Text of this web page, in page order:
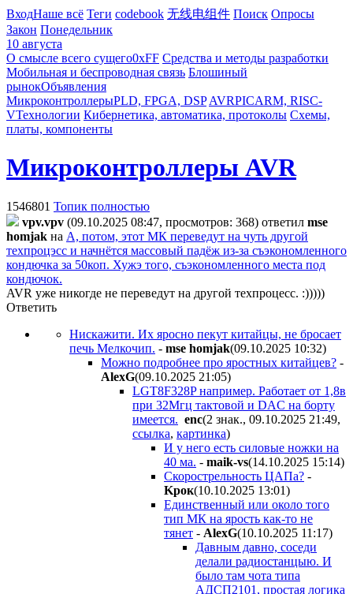
ВходНаше всё Теги codebook 无线电组件 Поиск Опросы
Закон Понедельник
10 августа
О смысле всего сущего0xFF Средства и методы разработки
Мобильная и беспроводная связь Блошиный
рынокОбъявления
МикроконтроллерыPLD, FPGA, DSP AVRPICARM, RISC-
VТехнологии Кибернетика, автоматика, протоколы Схемы,
платы, компоненты
Микроконтроллеры AVR
1546801 Топик полностью
vpv.vpv (09.10.2025 08:47, просмотров: 368) ответил mse
homjak на А, потом, этот МК переведут на чуть другой
техпроцэсс и начнётся массовый падёж из-за съэкономленного
кондючка за 50коп. Хужэ того, съэкономленного места под
кондючок.
AVR уже никогде не переведут на другой техпроцесс. :)))))
Ответить
Нискажити. Их яросно пекут китайцы, не бросает
печь Мелкочип. - mse homjak(09.10.2025 10:32)
Можно подробнее про яростных китайцев? -
AlexG(09.10.2025 21:05)
LGT8F328P например. Работает от 1,8в
при 32Мгц тактовой и DAC на борту
имеется. enc(2 знак., 09.10.2025 21:49,
ссылка, картинка)
И у него есть силовые ножки на
40 ма. - maik-vs(14.10.2025 15:14)
Скорострельность ЦАПа? -
Kpoк(10.10.2025 13:01)
Единственный или около того
тип МК на ярость как-то не
тянет - AlexG(10.10.2025 11:17)
Давным давно, соседи
делали радиостанцыю. И
было там чота типа
АДСП2101, простая логика